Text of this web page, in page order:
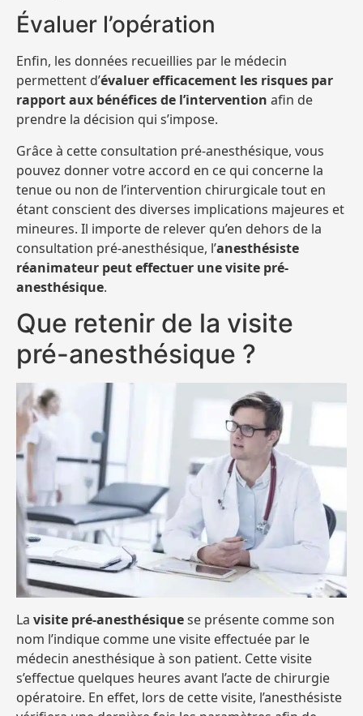
Évaluer l’opération
Enfin, les données recueillies par le médecin
permettent d’évaluer efficacement les risques par
rapport aux bénéfices de l’intervention afin de
prendre la décision qui s’impose.
Grâce à cette consultation pré-anesthésique, vous
pouvez donner votre accord en ce qui concerne la
tenue ou non de l’intervention chirurgicale tout en
étant conscient des diverses implications majeures et
mineures. Il importe de relever qu’en dehors de la
consultation pré-anesthésique, l’anesthésiste
réanimateur peut effectuer une visite pré-
anesthésique.
Que retenir de la visite
pré-anesthésique ?
La visite pré-anesthésiquese présente comme son
nom l’indique comme une visite effectuée par le
médecin anesthésique à son patient. Cette visite
s’effectue quelques heures avant l’acte de chirurgie
opératoire. En effet, lors de cette visite, l’anesthésiste